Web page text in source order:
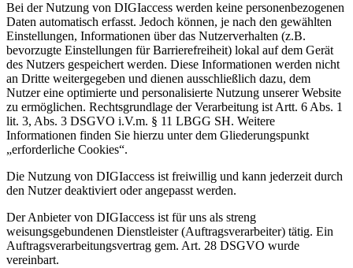
Bei der Nutzung von DIGIaccess werden keine personenbezogenen
Daten automatisch erfasst. Jedoch können, je nach den gewählten
Einstellungen, Informationen über das Nutzerverhalten (z.B.
bevorzugte Einstellungen für Barrierefreiheit) lokal auf dem Gerät
des Nutzers gespeichert werden. Diese Informationen werden nicht
an Dritte weitergegeben und dienen ausschließlich dazu, dem
Nutzer eine optimierte und personalisierte Nutzung unserer Website
zu ermöglichen. Rechtsgrundlage der Verarbeitung ist Artt. 6 Abs. 1
lit. 3, Abs. 3 DSGVO i.V.m. § 11 LBGG SH. Weitere
Informationen finden Sie hierzu unter dem Gliederungspunkt
„erforderliche Cookies“.
Die Nutzung von DIGIaccess ist freiwillig und kann jederzeit durch
den Nutzer deaktiviert oder angepasst werden.
Der Anbieter von DIGIaccess ist für uns als streng
weisungsgebundenen Dienstleister (Auftragsverarbeiter) tätig. Ein
Auftragsverarbeitungsvertrag gem. Art. 28 DSGVO wurde
vereinbart.